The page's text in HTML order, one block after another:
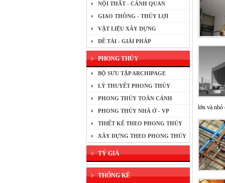
NỘI THẤT - CẢNH QUAN
GIAO THÔNG - THỦY LỢI
VẬT LIỆU XÂY DỰNG
ĐỀ TÀI - GIẢI PHÁP
PHONG THỦY
BỘ SƯU TẬP ARCHIPAGE
LÝ THUYẾT PHONG THỦY
PHONG THỦY TOÀN CẢNH
PHONG THỦY NHÀ Ở - VP
THIẾT KẾ THEO PHONG THỦY
XÂY DỰNG THEO PHONG THỦY
TỶ GIÁ
THỐNG KÊ
lớn và nhỏ